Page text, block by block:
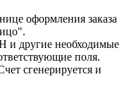
оформления заказа
и другие необходимые
поля.
сгенерируется и